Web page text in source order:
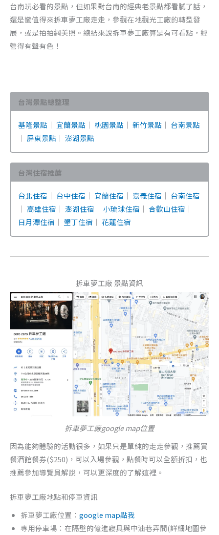
台南玩必看的景點，但如果對台南的經典老景點都看膩了話，
還是蠻值得來拆車夢工廠走走，參觀在地觀光工廠的轉型發
展，或是拍拍網美照。總結來說拆車夢工廠算是有可看點，經
營得有聲有色！
台灣景點總整理
基隆景點 ｜ 宜蘭景點 ｜ 桃園景點 ｜ 新竹景點 ｜ 台南景點
｜ 屏東景點 ｜ 澎湖景點
台灣住宿推薦
台北住宿 ｜ 台中住宿 ｜ 宜蘭住宿 ｜ 嘉義住宿 ｜ 台南住宿
｜ 高雄住宿 ｜ 澎湖住宿 ｜ 小琉球住宿 ｜ 合歡山住宿 ｜
日月潭住宿 ｜ 墾丁住宿 ｜ 花蓮住宿
拆車夢工廠 景點資訊
拆車夢工廠google map位置
因為能夠體驗的活動很多，如果只是單純的走走參觀，推薦買
餐酒館餐券($250)，可以入場參觀，點餐時可以全額折扣，也
推薦參加導覽員解說，可以更深度的了解這裡。
拆車夢工廠地點和停車資訊
拆車夢工廠位置： google map點我
專用停車場：在隔壁的億進寢具與中油巷弄間(詳細地圖參